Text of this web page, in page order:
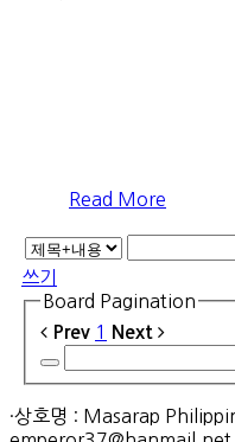
Read More
쓰기
Board Pagination
Prev 1 Next
·상호명 : Masarap